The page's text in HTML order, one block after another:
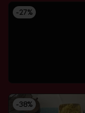
-27%
-38%